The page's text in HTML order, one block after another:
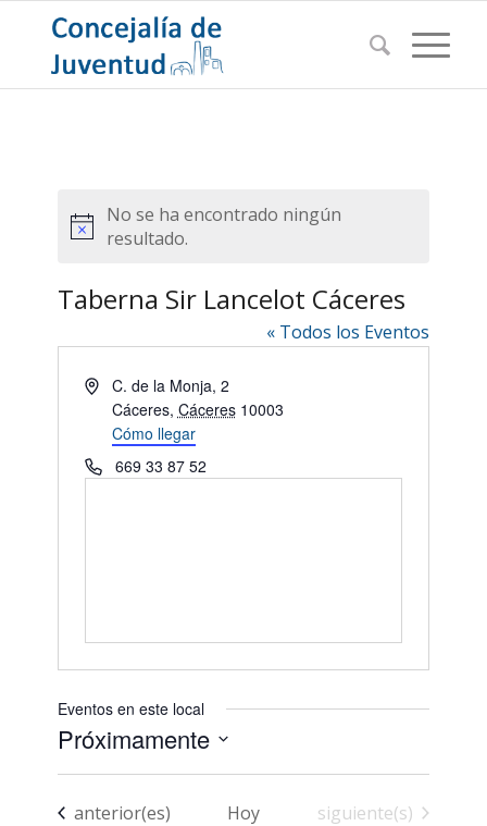
Aviso
No se ha encontrado ningún
resultado.
Taberna Sir Lancelot Cáceres
« Todos los Eventos
Dirección
C. de la Monja, 2
Cáceres, Cáceres 10003
Cómo llegar
Teléfono669 33 87 52
Eventos en este local
Próximamente
Seleccionar
Eventos
anterior(es) Hoy Eventos
siguiente(s)